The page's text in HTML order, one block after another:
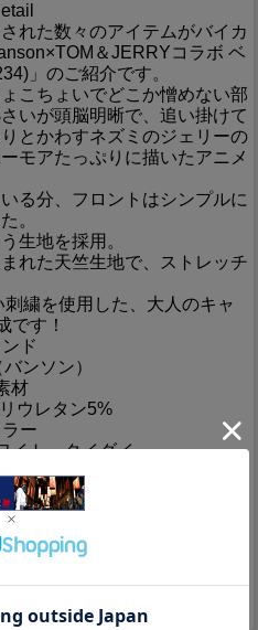
れた数々のアイテムがバイカ
＆JERRYコラボ ベ
」のご紹介です。
こちょいでどこか憎めない部
いが頭脳明晰で、追い掛けて
とかわすネズミのジェリーの
モアたっぷりに描いたアニメ
る分、フロントはシンプルに
。
生地を採用。
れた天竺生地で、ストレッチ
繍を使用した、大人のキャ
です！
ンド
ンソン）
材
ウレタン5%
ラー
イト・タイダイ
国
China
ズ
身幅 肩幅
51 44
59 55 68